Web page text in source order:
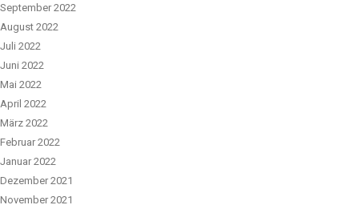
September 2022
August 2022
Juli 2022
Juni 2022
Mai 2022
April 2022
März 2022
Februar 2022
Januar 2022
Dezember 2021
November 2021